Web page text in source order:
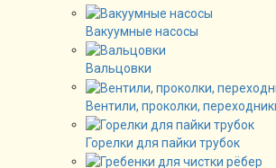
Вакуумные насосы
Вальцовки
Вентили, проколки,
Горелки для пайки трубок